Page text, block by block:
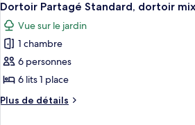
Deluxe
de
chambre
Chambre
Deluxe
toutes
les
photos
pour
ce
type
de
15
Dortoir Partagé Standard, dortoir
Vue sur le jardin
1 chambre
6 personnes
6 lits 1 place
Plus de détails
Plus